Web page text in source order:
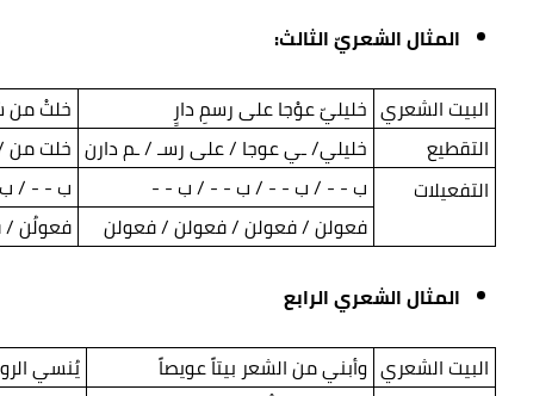
المثال الشعريّ الثالث:
البيت الشعري خليليّ عوْجا على رسمِ دارٍ
خلتْ من
التقطيع
خليلي/ ـي عوجا / على رسـ / ـم دارن خلت من
التفعيلات
ب - - / ب - - / ب - - / ب - -
ب - - /
فعولن / فعولن / فعولن / فعولن
فعولُن
المثال الشعري الرابع
البيت الشعري وأبني من الشعر بيتاً عويصاً
يُنسي